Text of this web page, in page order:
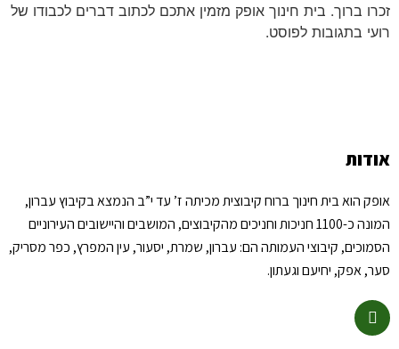
זכרו ברוך. בית חינוך אופק מזמין אתכם לכתוב דברים לכבודו של
רועי בתגובות לפוסט.
אודות
אופק הוא בית חינוך ברוח קיבוצית מכיתה ז’ עד י”ב הנמצא בקיבוץ עברון,
המונה כ-1100 חניכות וחניכים מהקיבוצים, המושבים והיישובים העירוניים
הסמוכים, קיבוצי העמותה הם: עברון, שמרת, יסעור, עין המפרץ, כפר מסריק,
סער, אפק, יחיעם וגעתון.